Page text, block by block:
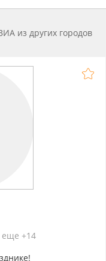
из других городов
еще +14